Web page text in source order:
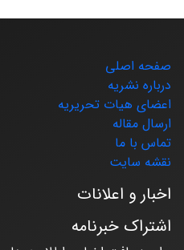
صفحه اصلی
درباره نشریه
اعضای هیات تحریریه
ارسال مقاله
تماس با ما
نقشه سایت
اخبار و اعلانات
اشتراک خبرنامه